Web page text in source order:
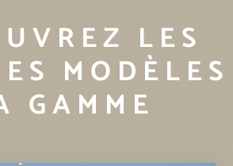
LES
MODÈLES
GAMME